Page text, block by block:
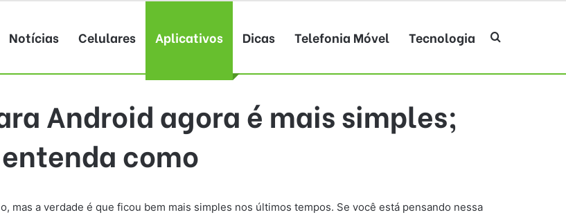
Notícias Celulares Aplicativos Dicas Telefonia Móvel Tecnologia Procurar por
Android agora é mais simples;
entenda como
mas a verdade é que ficou bem mais simples nos últimos tempos. Se você está pensando nessa